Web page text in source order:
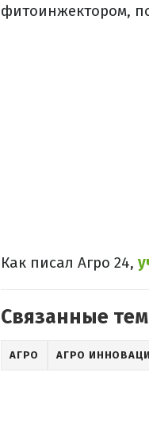
фитоинжектором,
Как писал Агро 24,
Связанные
АГРО АГРО